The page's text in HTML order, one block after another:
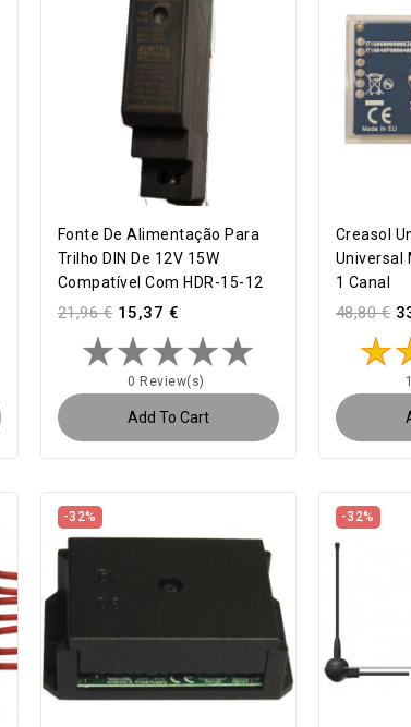
Fonte De Alimentação Para
Trilho DIN De 12V 15W
Compatível Com HDR-15-12
21,96 € 15,37 €
0 Review(s)
Add To Cart
Creasol
Universal
1 Canal
48,80 €
-32% -32%